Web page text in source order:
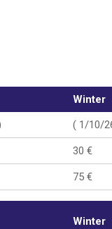
Winter
( 1/10/
30 €
75 €
Winter